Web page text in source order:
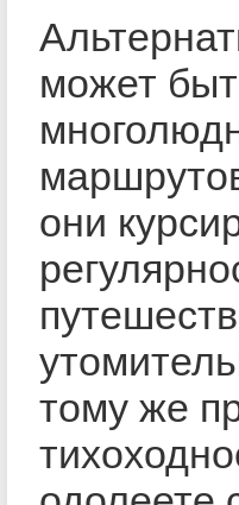
может
они
тому же